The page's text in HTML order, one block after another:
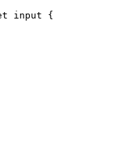
input {